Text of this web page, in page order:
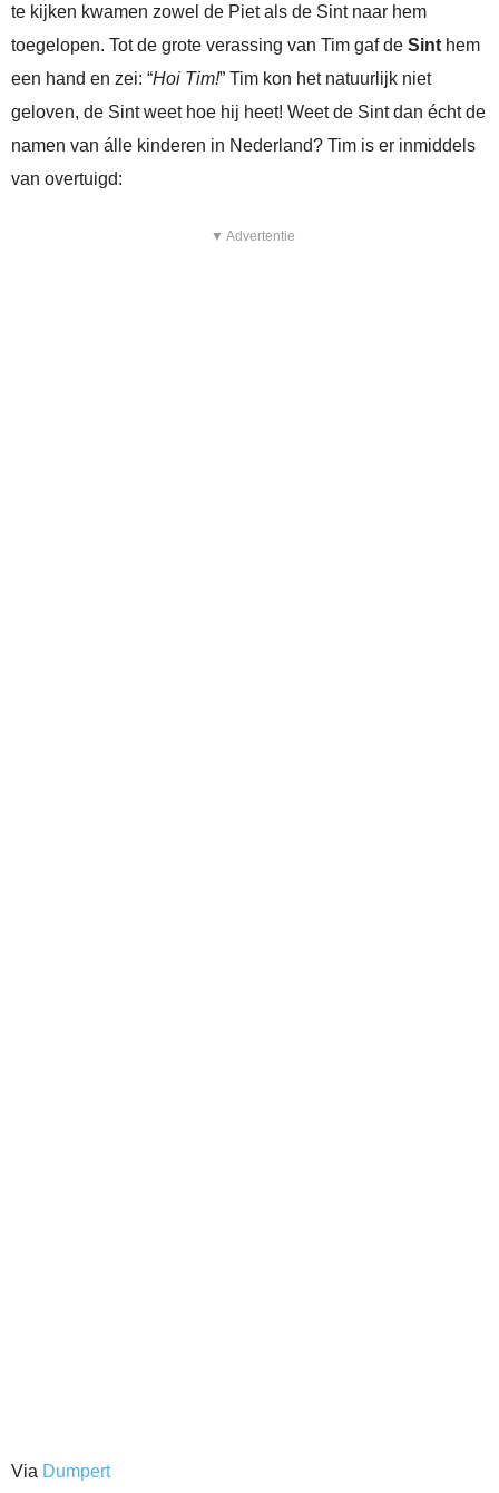
te kijken kwamen zowel de Piet als de Sint naar hem
toegelopen. Tot de grote verassing van Tim gaf de Sint hem
een hand en zei: “Hoi Tim!” Tim kon het natuurlijk niet
geloven, de Sint weet hoe hij heet! Weet de Sint dan écht de
namen van álle kinderen in Nederland? Tim is er inmiddels
van overtuigd:
▼ Advertentie
Via Dumpert